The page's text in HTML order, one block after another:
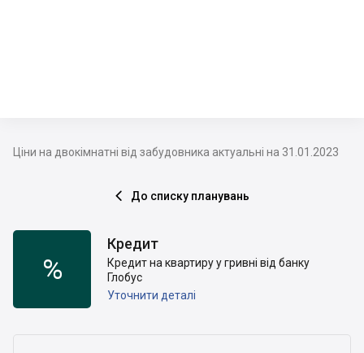
Ціни на двокімнатні від забудовника актуальні на 31.01.2023
 До списку планувань
%
Кредит
Кредит на квартиру у гривні від банку
Глобус
Уточнити деталі